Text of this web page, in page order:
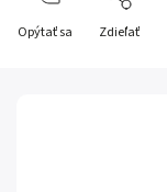
Opýtať sa Zdieľať